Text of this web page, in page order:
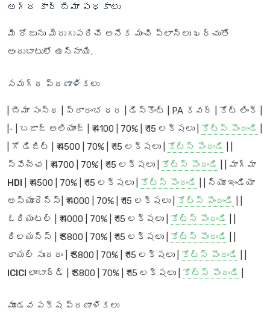
అగ్ర కార్ బీమా పథకాలు
మీ రోజును మెరుగుపరిచే అనేక మంచి ప్లాన్‌లు ఖర్చుతో
అందుబాటులో ఉన్నాయి.
సమగ్ర ప్రణాళికలు
| బీమా సంస్థ | ప్రారంభ ధర | డిస్కౌంట్ | PA కవర్ | కోట్ లింక్ |
|- | బజాజ్ అలియాంజ్ | ₹ 4100 | 70% | ₹ 15 లక్షలు | కోట్స్ పొందండి
గో డిజిట్ | ₹ 4500 | 70% | ₹ 15 లక్షలు | కోట్స్ పొందండి
స్వేచ్ఛ
| ₹ 4700 | 70% | ₹ 15 లక్షలు | కోట్స్ పొందండి
మాగ్మా
HDI | ₹ 4500 | 70% | ₹ 15 లక్షలు | కోట్స్ పొందండి
న్యూ ఇండియా
అస్యూరెన్స్ | ₹ 4000 | 70% | ₹ 15 లక్షలు | కోట్స్ పొందండి
ఓరియంటల్
| ₹ 4000 | 70% | ₹ 15 లక్షలు | కోట్స్ పొందండి
రిలయన్స్
| ₹ 3800 | 70% | ₹ 15 లక్షలు | కోట్స్ పొందండి
రాయల్ సుందరం | ₹ 3800 | 70% | ₹ 15 లక్షలు | కోట్స్ పొందండి
ICICI లాంబార్డ్
| ₹ 3800 | 70% | ₹ 15 లక్షలు | కోట్స్ పొందండి
మూడవ పక్ష ప్రణాళికలు